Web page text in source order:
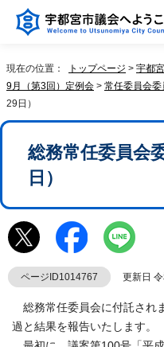
現在の位置： トップページ > 宇都
9月（第3回）定例会 > 常任委員会委
29日）
総務常任委員会
日）
ページID1014767 更新日 令
総務常任委員会に付託され
過と結果を報告いたします。